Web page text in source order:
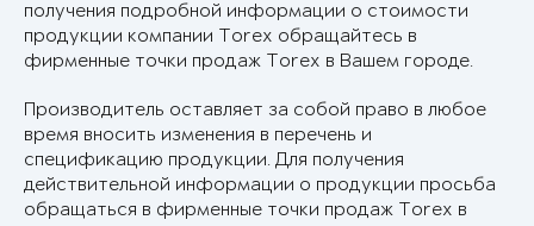
получения подробной информации о стоимости
продукции компании Torex обращайтесь в
фирменные точки продаж Torex в Вашем городе.
Производитель оставляет за собой право в любое
время вносить изменения в перечень и
спецификацию продукции. Для получения
действительной информации о продукции просьба
обращаться в фирменные точки продаж Torex в